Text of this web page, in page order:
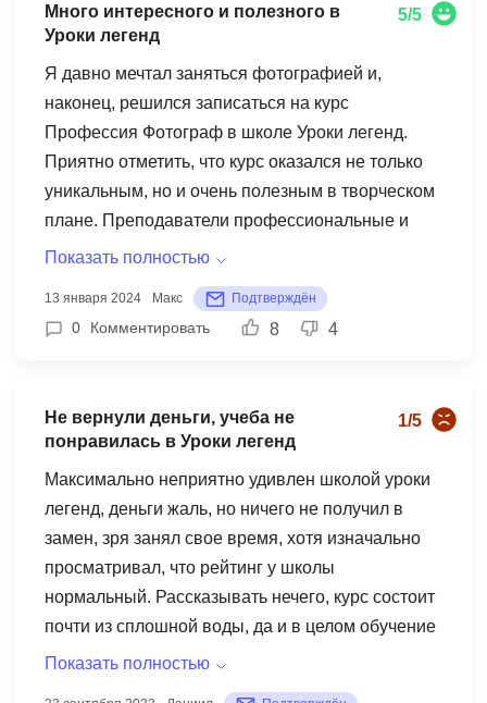
тянет, актуальной информации мало. Денег
своих не стоит. Это мое мнение и отзыв.
Много интересного и полезного в
Уроки легенд
5/5
Я давно мечтал заняться фотографией и,
наконец, решился записаться на курс
Профессия Фотограф в школе Уроки легенд.
Приятно отметить, что курс оказался не только
уникальным, но и очень полезным в творческом
плане. Преподаватели профессиональные и
знающие свое дело. На протяжении занятий я
фотографии, которые ранее были мне
непонятны. Информация подавалась легко и
приятно было, что помимо технических навыков,
преподаватели уделяли внимание и
творческому развитию студентов. На курсе мы
не только узнали, как пользоваться камерой и
обрабатывать фотографии, но и развивали
свою художественную сторону. Уроки часто
включали в себя интервью с выдающимися
специалистами в области фотографии и
журналистики. Это было очень вдохновляющие
и расширяло кругозор, позволяя видеть мир
Показать полностью
13 января 2024 Макс Подтверждён
0 Комментировать 8 4
Не вернули деньги, учеба не
понравилась в Уроки легенд
1/5
Максимально неприятно удивлен школой уроки
легенд, деньги жаль, но ничего не получил в
замен, зря занял свое время, хотя изначально
просматривал, что рейтинг у школы
нормальный. Рассказывать нечего, курс состоит
почти из сплошной воды, да и в целом обучение
очень не понравилась, все что дается можно
Показать полностью